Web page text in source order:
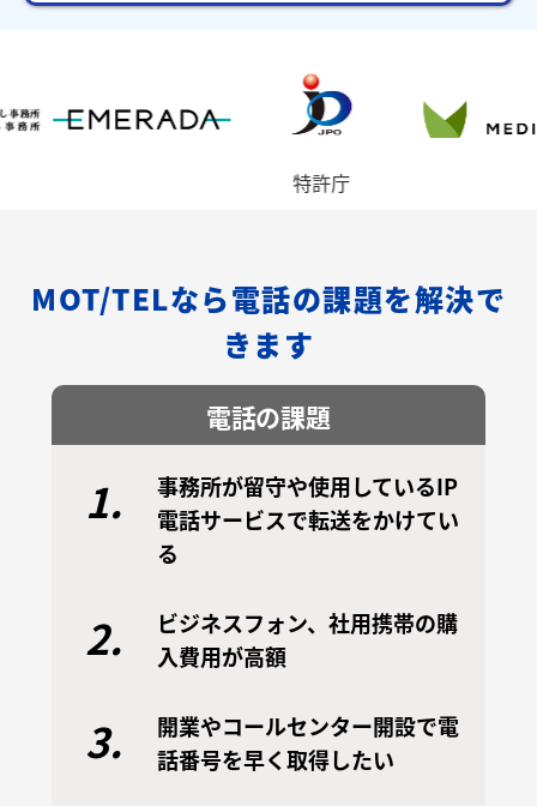
特許庁
MOT/TELなら電話の課題を解決で
きます
電話の課題
1.
事務所が留守や使用しているIP
電話サービスで転送をかけてい
る
2.
ビジネスフォン、社用携帯の購
入費用が高額
3.
開業やコールセンター開設で電
話番号を早く取得したい